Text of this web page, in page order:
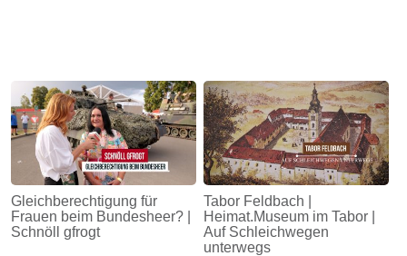
Gleichberechtigung für
Frauen beim Bundesheer? |
Schnöll gfrogt
Tabor Feldbach |
Heimat.Museum im Tabor |
Auf Schleichwegen
unterwegs